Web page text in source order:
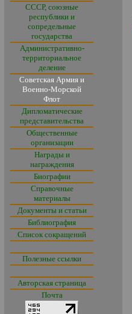
СССР, союзные
республики и
сопредельные
государства
Административно-
территориальное
деление
Советская Армия и
Военно-Морской
Флот
Дипломатические
представительства
Общественные
организации
Награды и
награждения
Биографии
Справочные
материалы
Документы и статьи
Библиография
Список сокращений
Полезные ссылки
Авторская страница
Почта